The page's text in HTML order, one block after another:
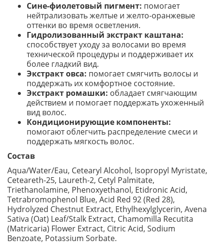
Сине-фиолетовый пигмент: помогает
нейтрализовать желтые и желто-оранжевые
оттенки во время осветления.
Гидролизованный экстракт каштана:
способствует уходу за волосами во время
технической процедуры и поддерживает их
более гладкий вид.
Экстракт овса: помогает смягчить волосы и
поддержать их комфортное состояние.
Экстракт ромашки: обладает смягчающим
действием и помогает поддержать ухоженный
вид волос.
Кондиционирующие компоненты:
помогают облегчить распределение смеси и
поддержать мягкость волос.
Состав
Aqua/Water/Eau, Cetearyl Alcohol, Isopropyl Myristate,
Ceteareth-25, Laureth-2, Cetyl Palmitate,
Triethanolamine, Phenoxyethanol, Etidronic Acid,
Tetrabromophenol Blue, Acid Red 92 (Red 28),
Hydrolyzed Chestnut Extract, Ethylhexylglycerin, Avena
Sativa (Oat) Leaf/Stalk Extract, Chamomilla Recutita
(Matricaria) Flower Extract, Citric Acid, Sodium
Benzoate, Potassium Sorbate.